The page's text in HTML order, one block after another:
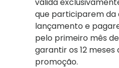
que participarem
lançamento e
pelo primeiro mês
garantir os 12
promoção.